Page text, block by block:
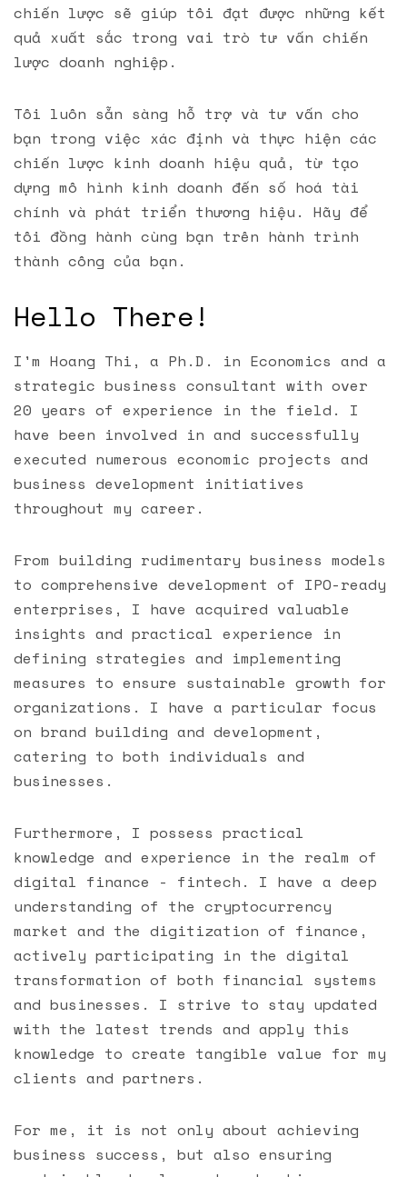
chiến lược sẽ giúp tôi đạt được những kết
quả xuất sắc trong vai trò tư vấn chiến
lược doanh nghiệp.
Tôi luôn sẵn sàng hỗ trợ và tư vấn cho
bạn trong việc xác định và thực hiện các
chiến lược kinh doanh hiệu quả, từ tạo
dựng mô hình kinh doanh đến số hoá tài
chính và phát triển thương hiệu. Hãy để
tôi đồng hành cùng bạn trên hành trình
thành công của bạn.
Hello There!
I'm Hoang Thi, a Ph.D. in Economics and a
strategic business consultant with over
20 years of experience in the field. I
have been involved in and successfully
executed numerous economic projects and
business development initiatives
throughout my career.
From building rudimentary business models
to comprehensive development of IPO-ready
enterprises, I have acquired valuable
insights and practical experience in
defining strategies and implementing
measures to ensure sustainable growth for
organizations. I have a particular focus
on brand building and development,
catering to both individuals and
businesses.
Furthermore, I possess practical
knowledge and experience in the realm of
digital finance - fintech. I have a deep
understanding of the cryptocurrency
market and the digitization of finance,
actively participating in the digital
transformation of both financial systems
and businesses. I strive to stay updated
with the latest trends and apply this
knowledge to create tangible value for my
clients and partners.
For me, it is not only about achieving
business success, but also ensuring